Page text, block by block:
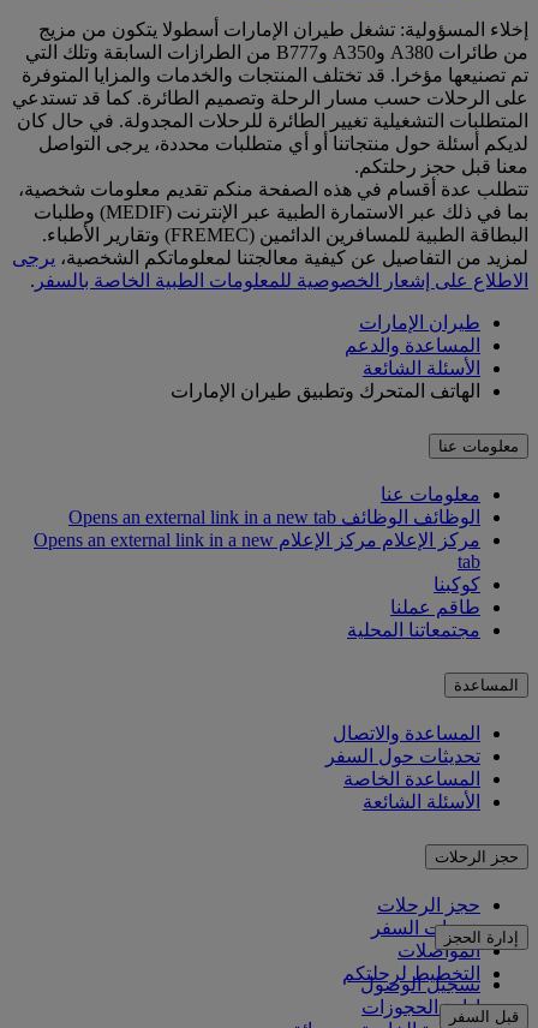
إخلاء المسؤولية: تشغل طيران الإمارات أسطولا يتكون من مزيج
من طائرات A380 وA350 وB777 من الطرازات السابقة وتلك التي
تم تصنيعها مؤخرا. قد تختلف المنتجات والخدمات والمزايا المتوفرة
على الرحلات حسب مسار الرحلة وتصميم الطائرة. كما قد تستدعي
المتطلبات التشغيلية تغيير الطائرة للرحلات المجدولة. في حال كان
لديكم أسئلة حول منتجاتنا أو أي متطلبات محددة، يرجى التواصل
معنا قبل حجز رحلتكم.
تتطلب عدة أقسام في هذه الصفحة منكم تقديم معلومات شخصية،
بما في ذلك عبر الاستمارة الطبية عبر الإنترنت (MEDIF) وطلبات
البطاقة الطبية للمسافرين الدائمين (FREMEC) وتقارير الأطباء.
لمزيد من التفاصيل عن كيفية معالجتنا لمعلوماتكم الشخصية، يرجى
الاطلاع على إشعار الخصوصية للمعلومات الطبية الخاصة بالسفر .
طيران الإمارات
المساعدة والدعم
الأسئلة الشائعة
الهاتف المتحرك وتطبيق طيران الإمارات
معلومات عنا
معلومات عنا
الوظائف الوظائف Opens an external link in a new tab
مركز الإعلام
مركز الإعلام Opens an external link in a new
tab
كوكبنا
طاقم عملنا
مجتمعاتنا المحلية
المساعدة
المساعدة والاتصال
تحديثات حول السفر
المساعدة الخاصة
الأسئلة الشائعة
حجز الرحلات
حجز الرحلات
خدمات السفر
المواصلات
التخطيط لرحلتكم
إدارة الحجز
تسجيل الوصول
إدارة الحجوزاتقبل السفر